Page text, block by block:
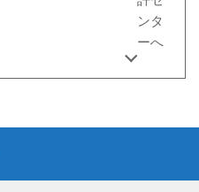
ンタ
ーへ